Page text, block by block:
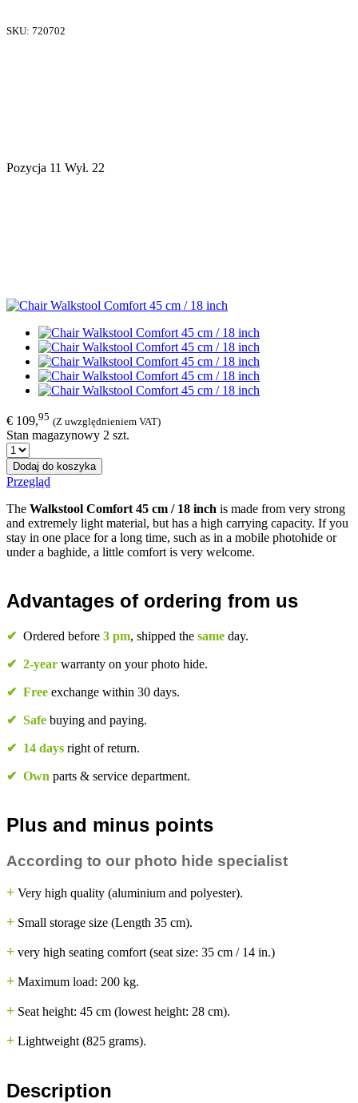
SKU: 720702
Pozycja 11 Wył. 22
€ 109,95 (Z uwzględnieniem VAT)
Stan magazynowy 2 szt.
Dodaj do koszyka
Przegląd
The Walkstool Comfort 45 cm / 18 inch is made from very strong
and extremely light material, but has a high carrying capacity. If you
stay in one place for a long time, such as in a mobile photohide or
under a baghide, a little comfort is very welcome.
Advantages of ordering from us
✔ Ordered before 3 pm, shipped the same day.
✔ 2-year warranty on your photo hide.
✔ Free exchange within 30 days.
✔ Safe buying and paying.
✔ 14 days right of return.
✔ Own parts & service department.
Plus and minus points
According to our photo hide specialist
+ Very high quality (aluminium and polyester).
+ Small storage size (Length 35 cm).
+ very high seating comfort (seat size: 35 cm / 14 in.)
+ Maximum load: 200 kg.
+ Seat height: 45 cm (lowest height: 28 cm).
+ Lightweight (825 grams).
Description